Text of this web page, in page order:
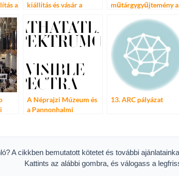
a
kiállítás és vásár a
műtárgygyűjtemény a
fejlesztésében
A Néprajzi Múzeum és
a Pannonhalmi
13. ARC pályázat
A cikkben bemutatott kötetet és további
Kattints az alábbi gombra, és válogass a